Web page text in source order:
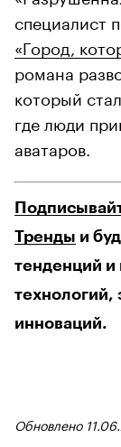
специалист
«Город,
романа
который
где люди
аватаров.
Тренды и
тенденций и
технологий,
инноваций.
Обновлено